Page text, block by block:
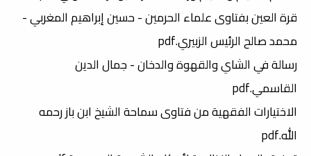
قرة العين بفتاوى علماء الحرمين - حسين إبراهيم المغربي -
محمد صالح الرئيس الزبيري.pdf
رسالة في الشاي والقهوة والدخان - جمال الدين
القاسمي.pdf
الاختيارات الفقهية من فتاوى سماحة الشيخ ابن باز رحمه
الله.pdf